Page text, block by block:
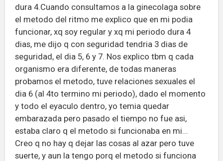
dura 4.Cuando consultamos a la ginecolaga sobre
el metodo del ritmo me explico que en mi podia
funcionar, xq soy regular y xq mi periodo dura 4
dias, me dijo q con seguridad tendria 3 dias de
seguridad, el dia 5, 6 y 7. Nos explico tbm q cada
organismo era diferente, de todas maneras
probamos el metodo, tuve relaciones sexuales el
dia 6 (al 4to termino mi periodo), dado el momento
y todo el eyaculo dentro, yo temia quedar
embarazada pero pasado el tiempo no fue asi,
estaba claro q el metodo si funcionaba en mi...
Creo q no hay q dejar las cosas al azar pero tuve
suerte, y aun la tengo porq el metodo si funciona